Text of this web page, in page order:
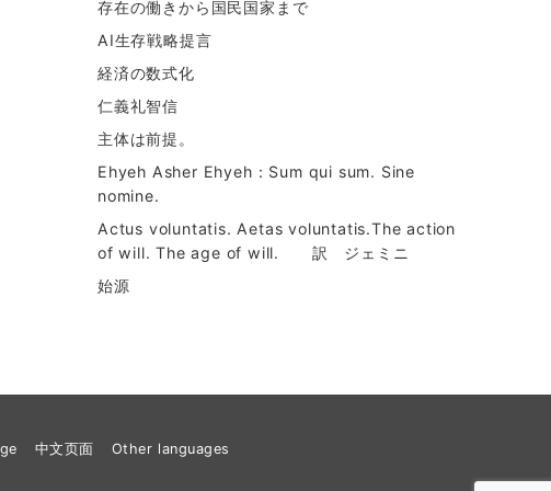
存在の働きから国民国家まで
AI生存戦略提言
経済の数式化
仁義礼智信
主体は前提。
Ehyeh Asher Ehyeh：Sum qui sum. Sine
nomine.
Actus voluntatis. Aetas voluntatis.The action
of will. The age of will. 訳 ジェミニ
始源
中文页面 Other languages